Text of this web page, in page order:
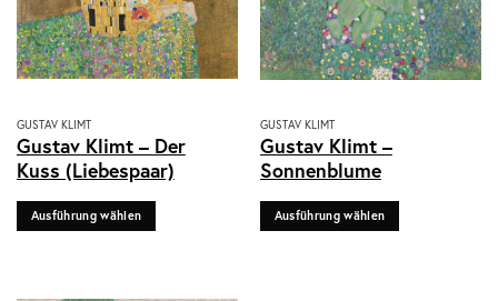
GUSTAV KLIMT
Gustav Klimt – Der
Kuss (Liebespaar)
Ausführung wählen
Dieses
Produkt
weist
Varianten
GUSTAV KLIMT
Gustav Klimt –
Sonnenblume
Ausführung wählen
Dieses
Produkt
weist
Varianten